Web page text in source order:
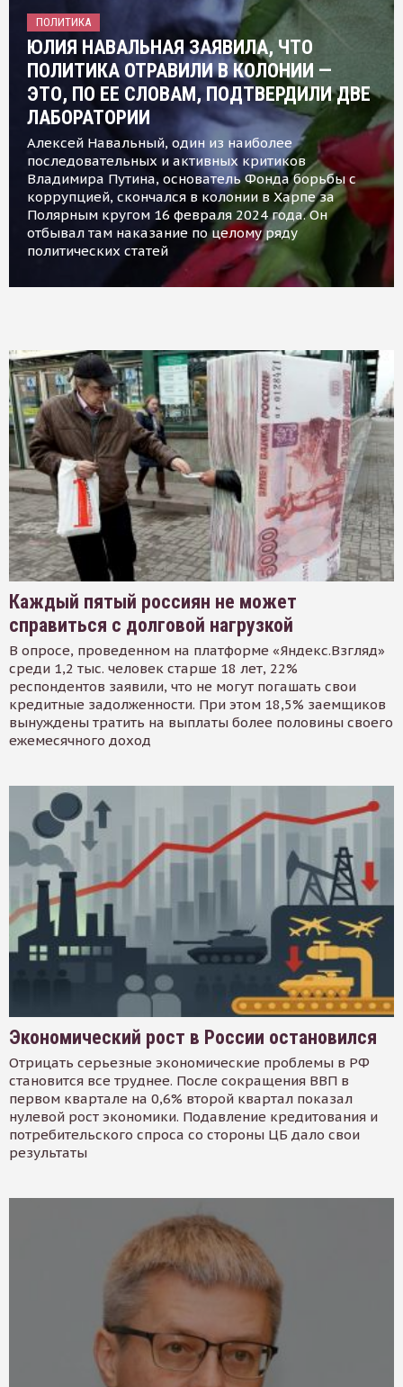
ПОЛИТИКА
ЮЛИЯ НАВАЛЬНАЯ ЗАЯВИЛА, ЧТО
ПОЛИТИКА ОТРАВИЛИ В КОЛОНИИ —
ЭТО, ПО ЕЕ СЛОВАМ, ПОДТВЕРДИЛИ ДВЕ
ЛАБОРАТОРИИ
Алексей Навальный, один из наиболее
последовательных и активных критиков
Владимира Путина, основатель Фонда борьбы с
коррупцией, скончался в колонии в Харпе за
Полярным кругом 16 февраля 2024 года. Он
отбывал там наказание по целому ряду
политических статей
Каждый пятый россиян не может
справиться с долговой нагрузкой
В опросе, проведенном на платформе «Яндекс.Взгляд»
среди 1,2 тыс. человек старше 18 лет, 22%
респондентов заявили, что не могут погашать свои
кредитные задолженности. При этом 18,5% заемщиков
вынуждены тратить на выплаты более половины своего
ежемесячного доход
Экономический рост в России остановился
Отрицать серьезные экономические проблемы в РФ
становится все труднее. После сокращения ВВП в
первом квартале на 0,6% второй квартал показал
нулевой рост экономики. Подавление кредитования и
потребительского спроса со стороны ЦБ дало свои
результаты